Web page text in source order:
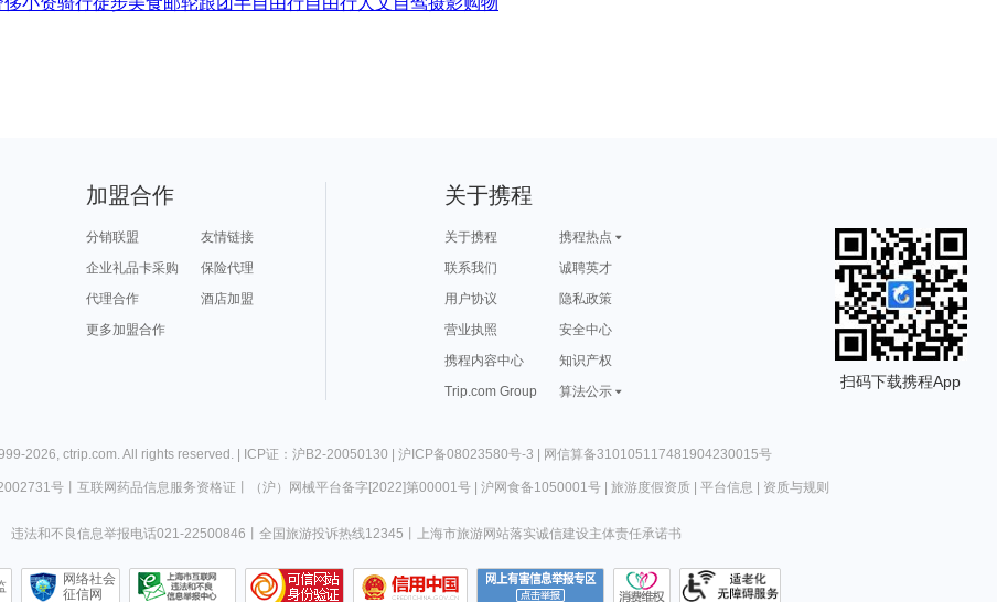
加盟合作
分销联盟
友情链接
企业礼品卡采购
保险代理
代理合作
酒店加盟
更多加盟合作
关于携程
关于携程
携程热点
联系我们
诚聘英才
用户协议
隐私政策
营业执照
安全中心
携程内容中心
知识产权
Trip.com Group
算法公示
扫码下载携程App
2026, ctrip.com. All rights reserved. | ICP证：沪B2-20050130 | 沪ICP备08023580号-3 | 网信算备310105117481904230015号
号丨 互联网药品信息服务资格证 （沪）网械平台备字[2022]第00001号| 沪网食备1050001号| 旅游度假资质| 平台信息 资质与规则
违法和不良信息举报电话021-22500846 全国旅游投诉热线12345 上海市旅游网站落实诚信建设主体责任承诺书
网络社会
征信网